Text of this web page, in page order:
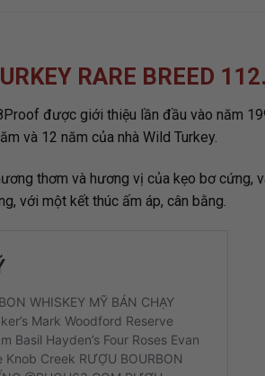
RARE BREED
được giới thiệu lần đầu vào năm
và 12 năm của nhà Wild Turkey.
thơm và hương vị của kẹo bơ cứng,
với một kết thúc ấm áp, cân bằng.